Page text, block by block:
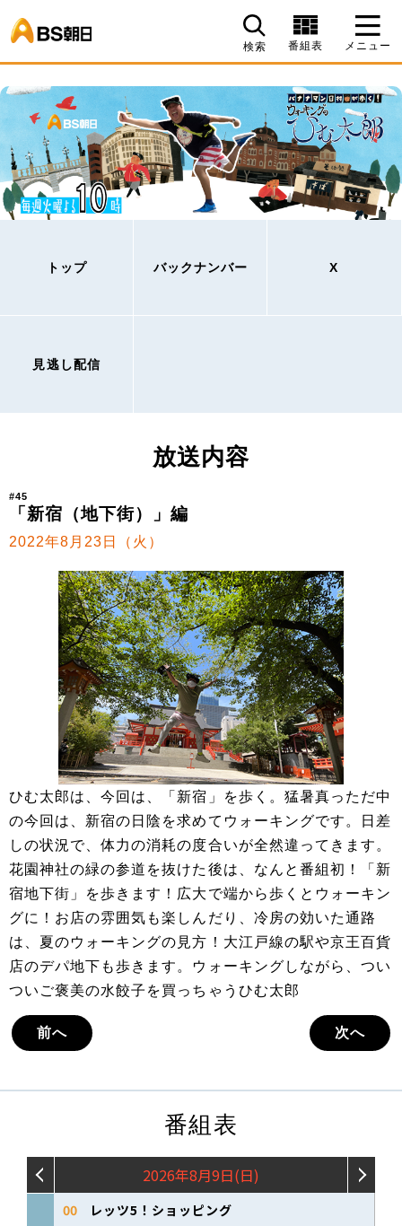
検索 番組表 メニュー
トップ バックナンバー X
見逃し配信
放送内容
#45
「新宿（地下街）」編
2022年8月23日（火）
ひむ太郎は、今回は、「新宿」を歩く。猛暑真っただ中
の今回は、新宿の日陰を求めてウォーキングです。日差
しの状況で、体力の消耗の度合いが全然違ってきます。
花園神社の緑の参道を抜けた後は、なんと番組初！「新
宿地下街」を歩きます！広大で端から歩くとウォーキン
グに！お店の雰囲気も楽しんだり、冷房の効いた通路
は、夏のウォーキングの見方！大江戸線の駅や京王百貨
店のデパ地下も歩きます。ウォーキングしながら、つい
ついご褒美の水餃子を買っちゃうひむ太郎
前へ 次へ
番組表